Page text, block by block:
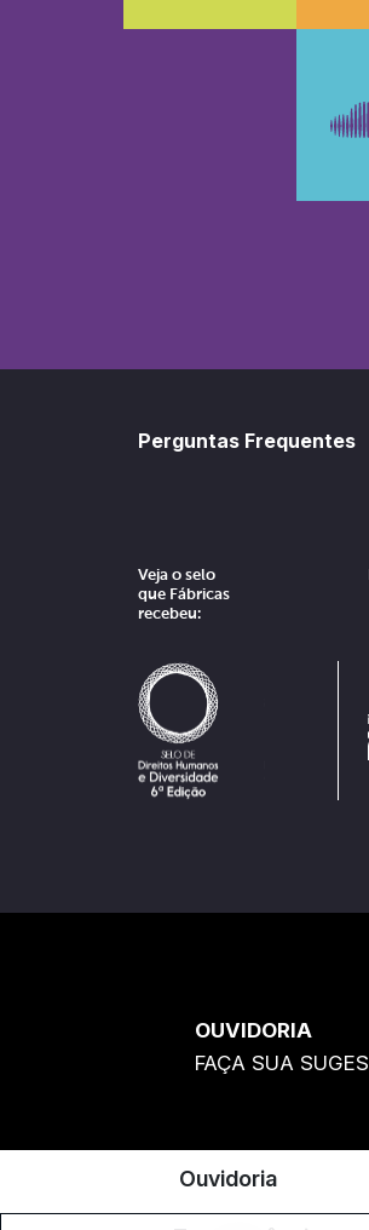
Perguntas Frequentes
Veja o selo
que Fábricas
recebeu:
OUVIDORIA
FAÇA SUA
Ouvidoria